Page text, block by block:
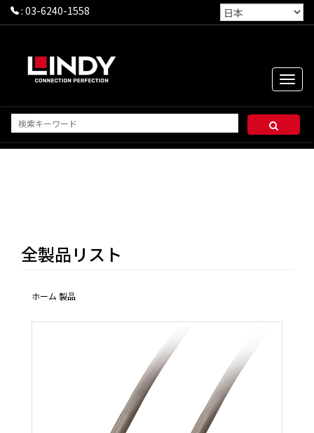
: 03-6240-1558
Toggle
全製品リスト
ホーム 製品